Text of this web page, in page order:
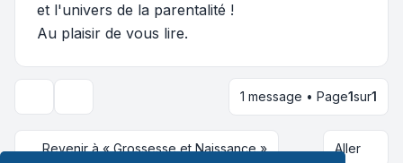
et l'univers de la parentalité !
Au plaisir de vous lire.
1 message • Page1sur1
Revenir à « Grossesse et Naissance » Aller